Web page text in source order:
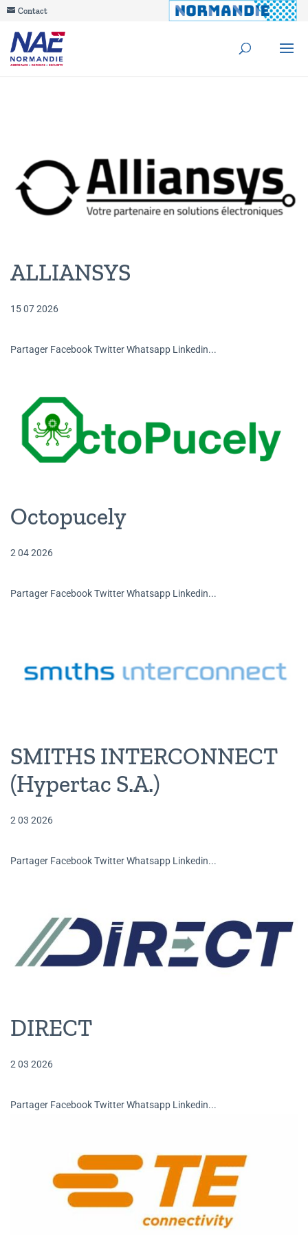
Contact
ALLIANSYS
15 07 2026
Partager Facebook Twitter Whatsapp Linkedin...
Octopucely
2 04 2026
Partager Facebook Twitter Whatsapp Linkedin...
SMITHS INTERCONNECT
(Hypertac S.A.)
2 03 2026
Partager Facebook Twitter Whatsapp Linkedin...
DIRECT
2 03 2026
Partager Facebook Twitter Whatsapp Linkedin...